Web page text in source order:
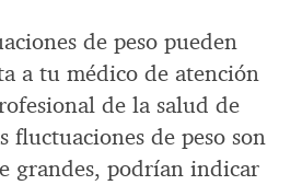
de peso pueden
a tu médico de atención
de la salud de
fluctuaciones de peso son
grandes, podrían indicar